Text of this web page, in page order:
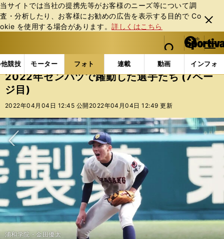
当サイトでは当社の提携先等がお客様のニーズ等について調
査・分析したり、お客様にお勧めの広告を表⽰する⽬的で Co
okie を使⽤する場合があります。詳しくはこちら
閉じ
る
web Sportiva (webスポルティーバ)
検索
マイペ
ー
ジ
メニュ
競技 モーター フォト 連載 動画 インフォ
b
ス
ポ
ル
ー
バ
フォトギャラリー コラムフォト 2022年センバツで
2022年センバツで躍動した選手たち (7ペー
ジ目)
2022年04月04日 12:45 公開 2022年04月04日 12:49 更新
次へ
近江・山田陽翔
大阪桐蔭・前田悠伍
和歌山東・田村拓翔
大阪桐蔭・海老根優大＆鳴門・前田一輝
市和歌山・米田天翼
九州国際大付・尾崎悠斗
浦和学院・金田優太
大阪桐蔭・海老根優大
國學院久我山・齋藤誠賢
國學院久我山・（左から）松本慎之介、成田陸、渡辺建伸
敦賀気比・上加世田頼希
近江・山田陽翔
花巻東・佐々木麟太郎
広陵・真鍋慧
九州国際大付・佐倉侠史朗
浦和学院・宮城誇南
クラーク国際・辻田旭輝
広陵・森山陽一朗
近江・山田陽翔
山梨学院・榎谷礼央
木更津総合・越井颯一郎
市和歌山・米田天翼
大島・大野稼頭央
大阪桐蔭・川原嗣貴
鳴門・冨田遼弥
大阪桐蔭・前田悠伍
京都国際・森下瑠大